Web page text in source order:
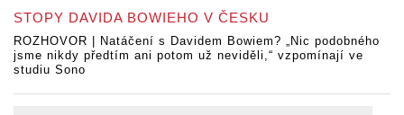
STOPY DAVIDA BOWIEHO V ČESKU
ROZHOVOR | Natáčení s Davidem Bowiem? „Nic podobného
jsme nikdy předtím ani potom už neviděli,“ vzpomínají ve
studiu Sono